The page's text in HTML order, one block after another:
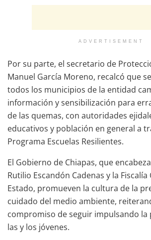
ADVERTISEMENT
Por su parte, el secretario de
Manuel García Moreno, recalcó que
todos los municipios de la entidad
información y sensibilización para
de las quemas, con autoridades
educativos y población en general a
Programa Escuelas Resilientes.
El Gobierno de Chiapas, que
Rutilio Escandón Cadenas y la Fiscalía
Estado, promueven la cultura de la
cuidado del medio ambiente,
compromiso de seguir impulsando la
las y los jóvenes.